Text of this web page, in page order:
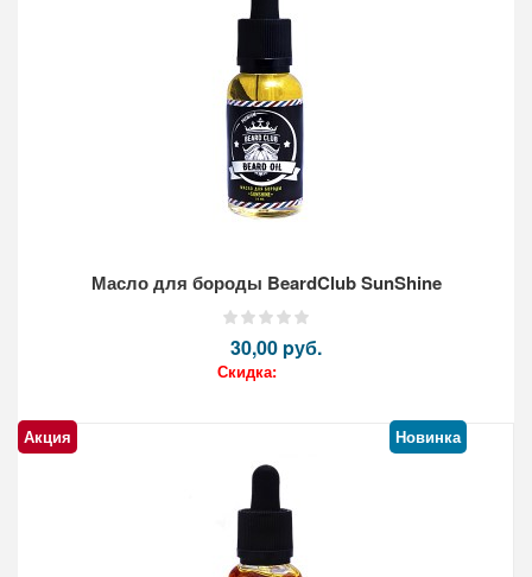
Масло для бороды BeardClub SunShine
30,00 pуб.
Скидка:
Акция Новинка